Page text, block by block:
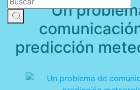
Un
predicción